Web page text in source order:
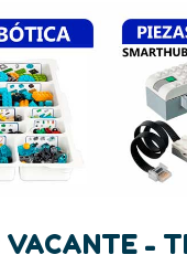
VACANTE -